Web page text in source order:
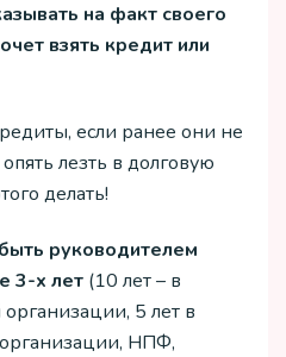
на факт своего
взять кредит или
если ранее они не
лезть в долговую
делать!
руководителем
3-х лет (10 лет – в
5 лет в
НПФ,